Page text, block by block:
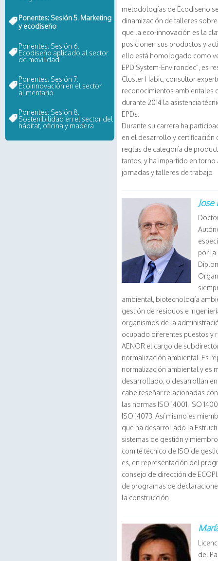
metodologías de Ecodiseño
dinamización de talleres
que la eco-innovación es la
posicionen sus productos y
ello está homologado como
EPD System-Environdec", es
Cluster Habic, consultor
reconocimientos ambientales
durante 2014 la asistencia
EPDs.
Durante su carrera ha
en el desarrollo y certificación
reglas de categoría de
tantos, y ha impartido en
jornadas y talleres de trabajo.
Jose
por la
ambiental, biotecnología
gestión de residuos e
organismos de la
ocupado diferentes puestos y
AENOR el cargo de
normalización ambiental. Es
normalización ambiental y es
desarrollado, o desarrollan en
cabe reseñar relacionadas
las normas ISO 14001, ISO
ISO 14073. Así mismo es
que ha desarrollado la
sistemas de gestión y
comité técnico de ISO de
es, en representación del
consejo de dirección de
de programas de
la construcción.
del
Ponentes: Sesión 5. Marketing
y ecodiseño
Ponentes: Sesión 6.
Ecodiseño aplicado al sector
de movilidad
Ponentes: Sesión 7.
Ecoinnovación en el sector
alimentario
Ponentes: Sesión 8.
Sostenibilidad en el sector del
hábitat, oficina y madera